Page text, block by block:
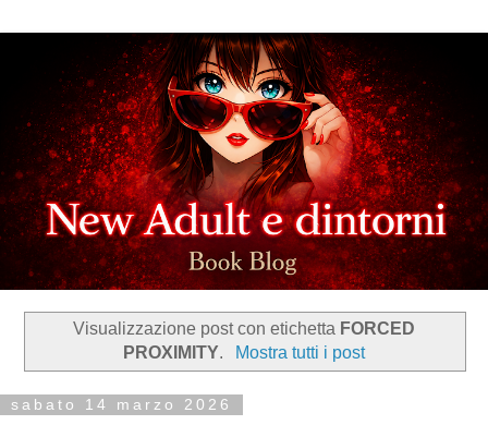
Visualizzazione post con etichetta FORCED
PROXIMITY. Mostra tutti i post
sabato 14 marzo 2026